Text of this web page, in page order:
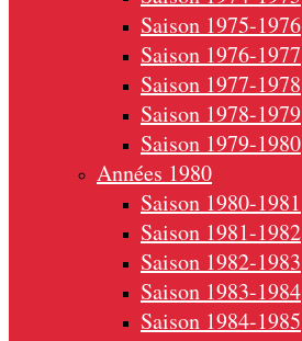
Saison 1975-1976
Saison 1976-1977
Saison 1977-1978
Saison 1978-1979
Saison 1979-1980
Années 1980
Saison 1980-1981
Saison 1981-1982
Saison 1982-1983
Saison 1983-1984
Saison 1984-1985